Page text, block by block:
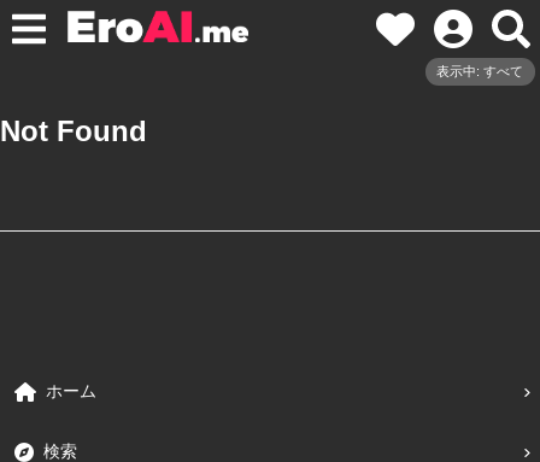
表示中: すべて
Not Found
ホーム
検索